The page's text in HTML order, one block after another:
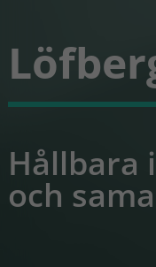
Hållbara
och